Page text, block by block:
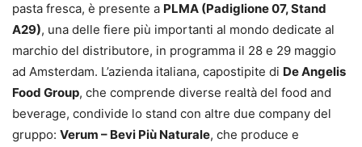
pasta fresca, è presente a PLMA (Padiglione 07, Stand
A29), una delle fiere più importanti al mondo dedicate al
marchio del distributore, in programma il 28 e 29 maggio
ad Amsterdam. L’azienda italiana, capostipite di De Angelis
Food Group, che comprende diverse realtà del food and
beverage, condivide lo stand con altre due company del
gruppo: Verum – Bevi Più Naturale, che produce e